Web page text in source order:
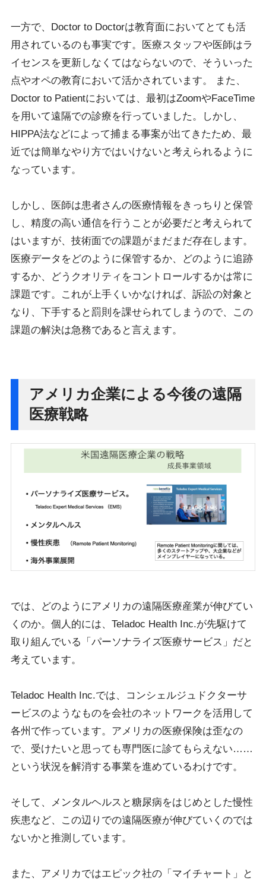
一方で、Doctor to Doctorは教育面においてとても活
用されているのも事実です。医療スタッフや医師はラ
イセンスを更新しなくてはならないので、そういった
点やオペの教育において活かされています。 また、
Doctor to Patientにおいては、最初はZoomやFaceTime
を用いて遠隔での診療を行っていました。しかし、
HIPPA法などによって捕まる事案が出てきたため、最
近では簡単なやり方ではいけないと考えられるように
なっています。
しかし、医師は患者さんの医療情報をきっちりと保管
し、精度の高い通信を行うことが必要だと考えられて
はいますが、技術面での課題がまだまだ存在します。
医療データをどのように保管するか、どのように追跡
するか、どうクオリティをコントロールするかは常に
課題です。これが上手くいかなければ、訴訟の対象と
なり、下手すると罰則を課せられてしまうので、この
課題の解決は急務であると言えます。
アメリカ企業による今後の遠隔
医療戦略
では、どのようにアメリカの遠隔医療産業が伸びてい
くのか。個人的には、Teladoc Health Inc.が先駆けて
取り組んでいる「パーソナライズ医療サービス」だと
考えています。
Teladoc Health Inc.では、コンシェルジュドクターサ
ービスのようなものを会社のネットワークを活用して
各州で作っています。アメリカの医療保険は歪なの
で、受けたいと思っても専門医に診てもらえない……
という状況を解消する事業を進めているわけです。
そして、メンタルヘルスと糖尿病をはじめとした慢性
疾患など、この辺りでの遠隔医療が伸びていくのでは
ないかと推測しています。
また、アメリカではエピック社の「マイチャート」と